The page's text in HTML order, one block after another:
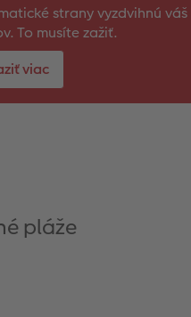
strany vyzdvihnú
To musíte zažiť.
viac
pláže